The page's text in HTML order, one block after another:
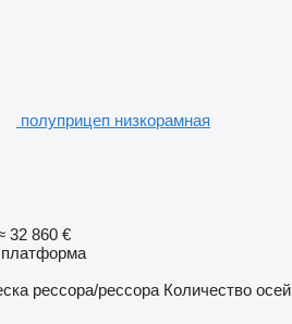
полуприцеп низкорамная
32 860 €
рессора/рессора Количество осей